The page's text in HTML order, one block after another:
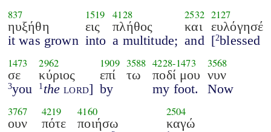
837
ηυξήθη
it was grown
1519
εις
into
4128
πλήθος
a multitude;
2532
και
and
2127
ευλόγησέ
[2blessed
1473
σε
3you
2962
κύριος
1 the lord]
1909
επί
by
3588
τω
4228-1473
ποδί μου
my foot.
3568
νυν
Now
3767
ουν
4219
πότε
4160
ποιήσω
2504
καγώ